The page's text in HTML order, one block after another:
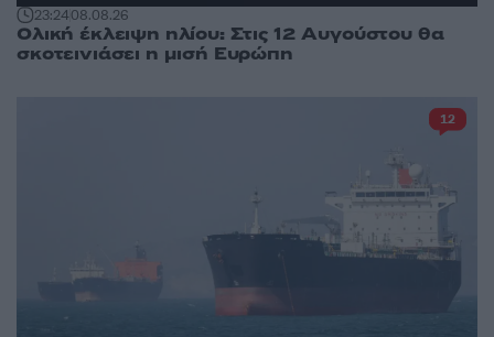
23:2408.08.26
Ολική έκλειψη ηλίου: Στις 12 Αυγούστου θα
σκοτεινιάσει η μισή Ευρώπη
12